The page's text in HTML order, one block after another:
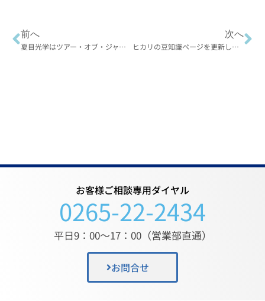
前へ
夏目光学はツアー・オブ・ジャパン信州飯田ステージに協賛しています
次へ
ヒカリの豆知識ページを更新しました
お客様ご相談専用ダイヤル
0265-22-2434
平日9：00〜17：00（営業部直通）
お問合せ